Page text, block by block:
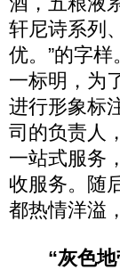
轩尼诗系列
优。”的字
一标明，为
进行形象标
司的负责人
一站式服务
收服务。随
都热情洋溢
“灰色